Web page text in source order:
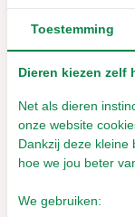
Trixie
Warmtekussen
Toestemming
Dieren kiezen zelf
Net als dieren
onze website
Dankzij deze kleine
hoe we jou beter
We gebruiken: